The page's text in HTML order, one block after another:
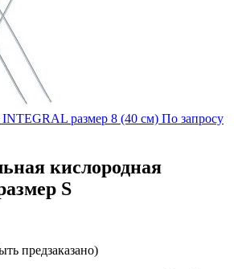
размер 8 (40 см) По запросу
кислородная
S
предзаказано)